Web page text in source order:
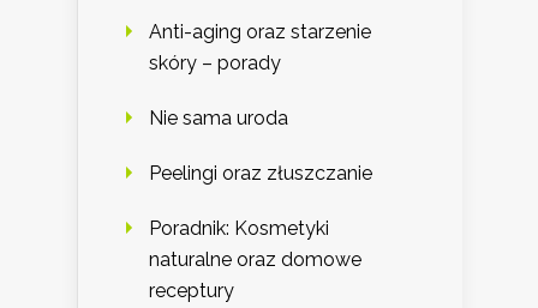
Anti-aging oraz starzenie
skóry – porady
Nie sama uroda
Peelingi oraz złuszczanie
Poradnik: Kosmetyki
naturalne oraz domowe
receptury